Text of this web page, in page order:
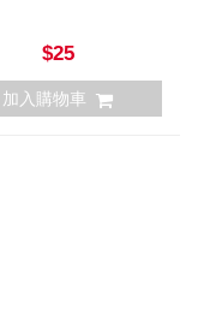
$25
加入購物車